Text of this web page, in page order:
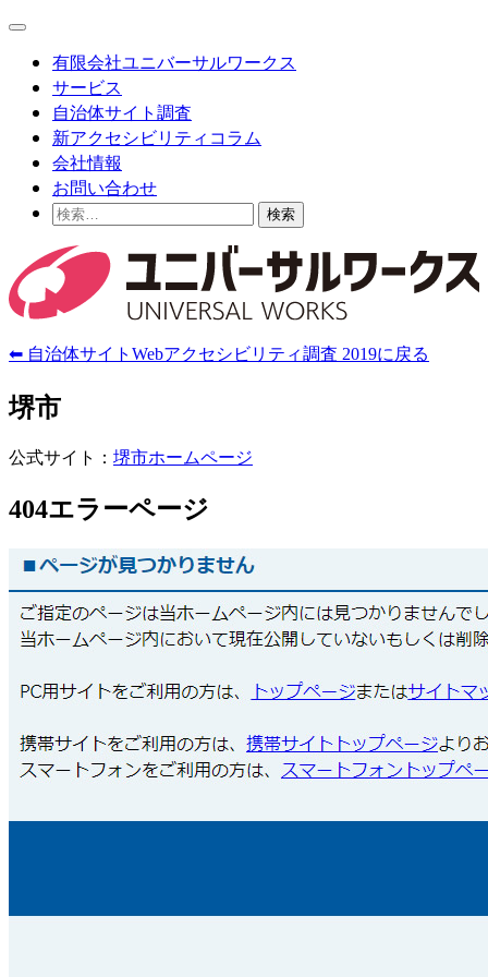
to
content
Main
有限会社ユニバーサルワークス
サービス
自治体サイト調査
新アクセシビリティコラム
会社情報
お問い合わせ
検
⬅ 自治体サイトWebアクセシビリティ調査 2019に戻る
堺市
公式サイト： 堺市ホームページ
404エラーページ